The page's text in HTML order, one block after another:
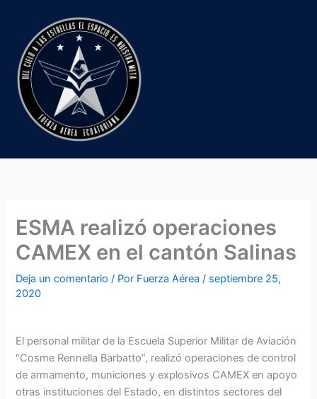
contenido
ESMA realizó operaciones
CAMEX en el cantón Salinas
Deja un comentario / Por Fuerza Aérea/ septiembre 25,
2020
El personal militar de la Escuela Superior Militar de Aviación
“Cosme Rennella Barbatto”, realizó operaciones de control
de armamento, municiones y explosivos CAMEX en apoyo
otras instituciones del Estado, en distintos sectores del